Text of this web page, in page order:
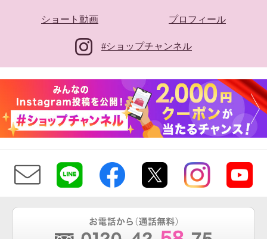
ショート動画 プロフィール
#ショップチャンネル